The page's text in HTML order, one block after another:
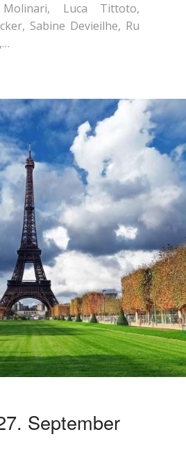
Luca Tittoto,
Sabine Devieilhe, Ru
September